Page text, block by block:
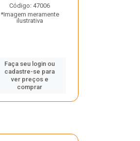
Código: 47006
*Imagem meramente
ilustrativa
Faça seu login ou
cadastre-se para
ver preços e
comprar